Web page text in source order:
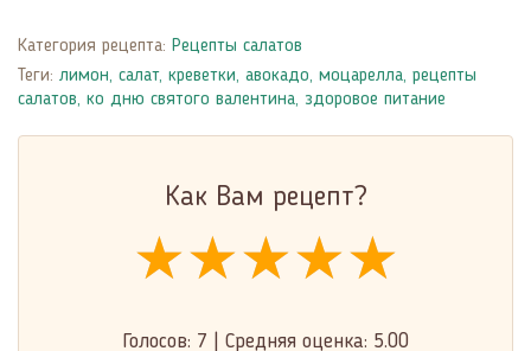
Категория рецепта: Рецепты салатов
Теги: лимон, салат, креветки, авокадо, моцарелла, рецепты
салатов, ко дню святого валентина, здоровое питание
Как Вам рецепт?
★★★★★
★★★★★
★★★★★
Голосов: 7 Средняя оценка: 5.00